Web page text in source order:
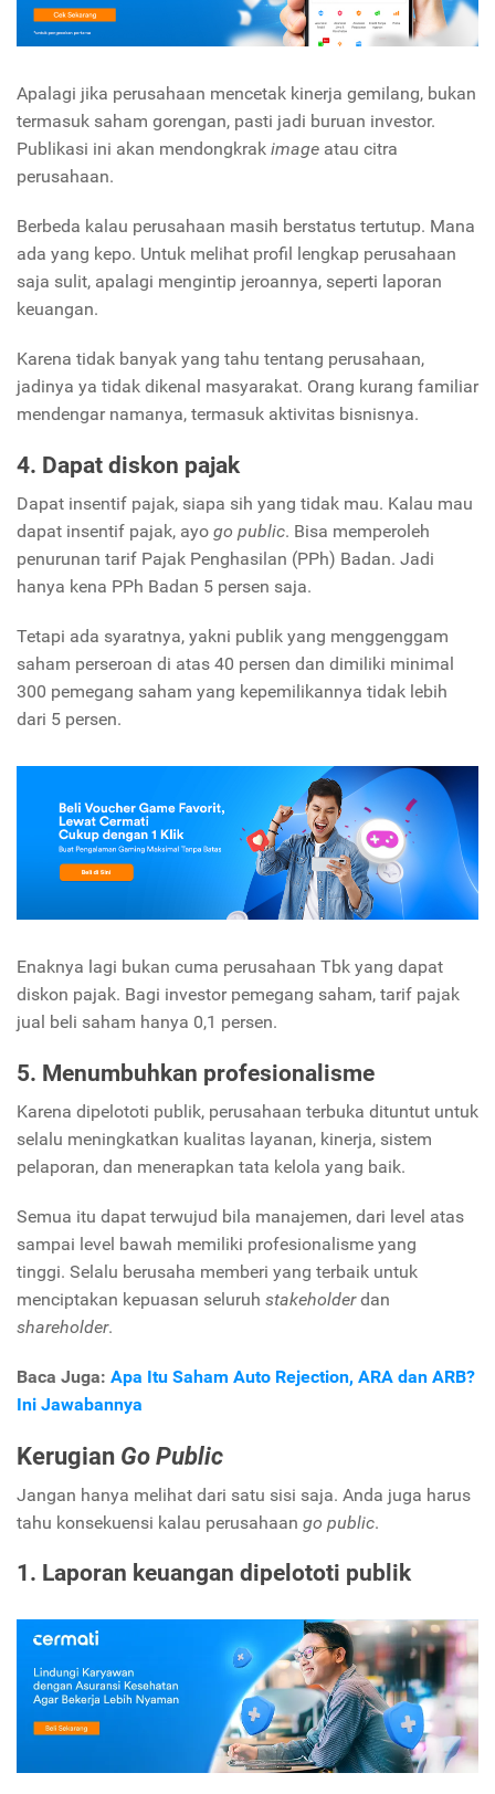
Apalagi jika perusahaan mencetak kinerja gemilang, bukan
termasuk saham gorengan, pasti jadi buruan investor.
Publikasi ini akan mendongkrak image atau citra
perusahaan.
Berbeda kalau perusahaan masih berstatus tertutup. Mana
ada yang kepo. Untuk melihat profil lengkap perusahaan
saja sulit, apalagi mengintip jeroannya, seperti laporan
keuangan.
Karena tidak banyak yang tahu tentang perusahaan,
jadinya ya tidak dikenal masyarakat. Orang kurang familiar
mendengar namanya, termasuk aktivitas bisnisnya.
4. Dapat diskon pajak
Dapat insentif pajak, siapa sih yang tidak mau. Kalau mau
dapat insentif pajak, ayo go public. Bisa memperoleh
penurunan tarif Pajak Penghasilan (PPh) Badan. Jadi
hanya kena PPh Badan 5 persen saja.
Tetapi ada syaratnya, yakni publik yang menggenggam
saham perseroan di atas 40 persen dan dimiliki minimal
300 pemegang saham yang kepemilikannya tidak lebih
dari 5 persen.
Enaknya lagi bukan cuma perusahaan Tbk yang dapat
diskon pajak. Bagi investor pemegang saham, tarif pajak
jual beli saham hanya 0,1 persen.
5. Menumbuhkan profesionalisme
Karena dipelototi publik, perusahaan terbuka dituntut untuk
selalu meningkatkan kualitas layanan, kinerja, sistem
pelaporan, dan menerapkan tata kelola yang baik.
Semua itu dapat terwujud bila manajemen, dari level atas
sampai level bawah memiliki profesionalisme yang
tinggi. Selalu berusaha memberi yang terbaik untuk
menciptakan kepuasan seluruh stakeholderdan
shareholder.
Baca Juga: Apa Itu Saham Auto Rejection, ARA dan ARB?
Ini Jawabannya
Kerugian Go Public
Jangan hanya melihat dari satu sisi saja. Anda juga harus
tahu konsekuensi kalau perusahaan go public.
1. Laporan keuangan dipelototi publik